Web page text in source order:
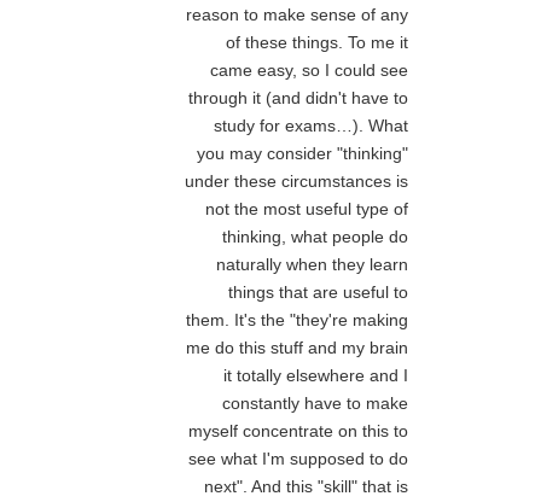
reason to make sense of any
of these things. To me it
came easy, so I could see
through it (and didn't have to
study for exams…). What
you may consider "thinking"
under these circumstances is
not the most useful type of
thinking, what people do
naturally when they learn
things that are useful to
them. It's the "they're making
me do this stuff and my brain
it totally elsewhere and I
constantly have to make
myself concentrate on this to
see what I'm supposed to do
next". And this "skill" that is